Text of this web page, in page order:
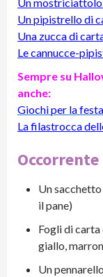
Un pipistrello di
Una zucca di
Le cannucce-
Sempre su
anche:
Giochi per la
La filastrocca
Occorrente
Un
il pane)
Fogli di
giallo,
Un